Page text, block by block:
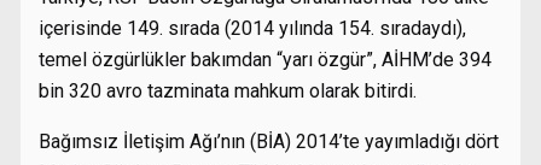
içerisinde 149. sırada (2014 yılında 154. sıradaydı),
temel özgürlükler bakımdan “yarı özgür”, AİHM’de 394
bin 320 avro tazminata mahkum olarak bitirdi.
Bağımsız İletişim Ağı’nın (BİA) 2014’te yayımladığı dört